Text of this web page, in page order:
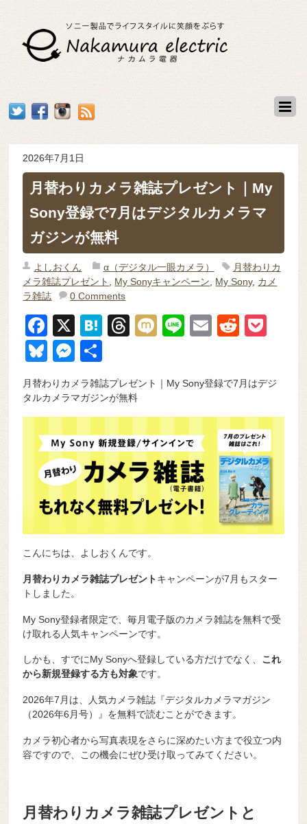
2026年7月1日
月替わりカメラ雑誌プレゼント｜My
Sony登録で7月はデジタルカメラマ
ガジンが無料
よしおくん α（デジタル一眼カメラ）
月替わりカ
メラ雑誌プレゼント
My Sonyキャンペーン My Sony, カメ
ラ雑誌
0 Comments
F
a
c
e
b
o
o
k
X
H
n
a
T
a
d
s
M
Li
E
R
di
t
et
Bl
e
sk
y
M
ss
e
n
g
er
有
月替わりカメラ雑誌プレゼント｜My Sony登録で7月はデジ
タルカメラマガジンが無料
こんにちは、よしおくんです。
月替わりカメラ雑誌プレゼントキャンペーンが7月もスター
トしました。
My Sony登録者限定で、毎月電子版のカメラ雑誌を無料で受
け取れる人気キャンペーンです。
しかも、すでにMy Sonyへ登録している方だけでなく、 これ
から新規登録する方も対象です。
2026年7月は、人気カメラ雑誌『デジタルカメラマガジン
（2026年6月号）』を無料で読むことができます。
カメラ初心者から写真表現をさらに深めたい方まで役立つ内
容ですので、この機会にぜひ受け取ってみてください。
月替わりカメラ雑誌プレゼントと